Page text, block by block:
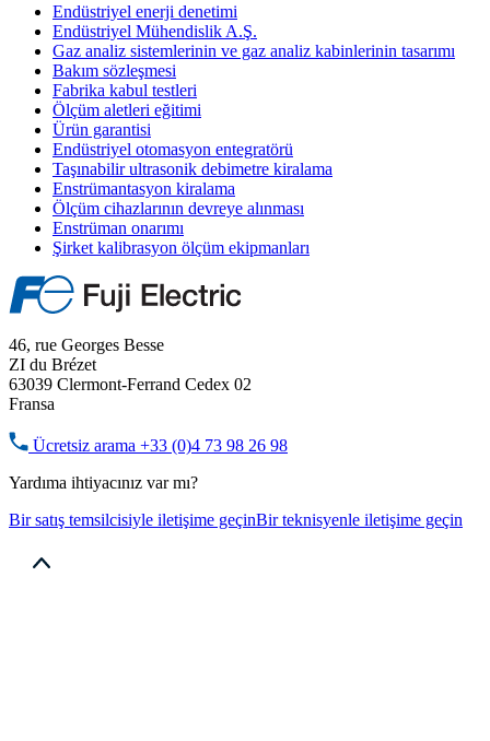
Endüstriyel enerji denetimi
Endüstriyel Mühendislik A.Ş.
Gaz analiz sistemlerinin ve gaz analiz kabinlerinin tasarımı
Bakım sözleşmesi
Fabrika kabul testleri
Ölçüm aletleri eğitimi
Ürün garantisi
Endüstriyel otomasyon entegratörü
Taşınabilir ultrasonik debimetre kiralama
Enstrümantasyon kiralama
Ölçüm cihazlarının devreye alınması
Enstrüman onarımı
Şirket kalibrasyon ölçüm ekipmanları
46, rue Georges Besse
ZI du Brézet
63039 Clermont-Ferrand Cedex 02
Fransa
Ücretsiz arama +33 (0)4 73 98 26 98
Yardıma ihtiyacınız var mı?
Bir satış temsilcisiyle iletişime geçinBir teknisyenle iletişime geçin